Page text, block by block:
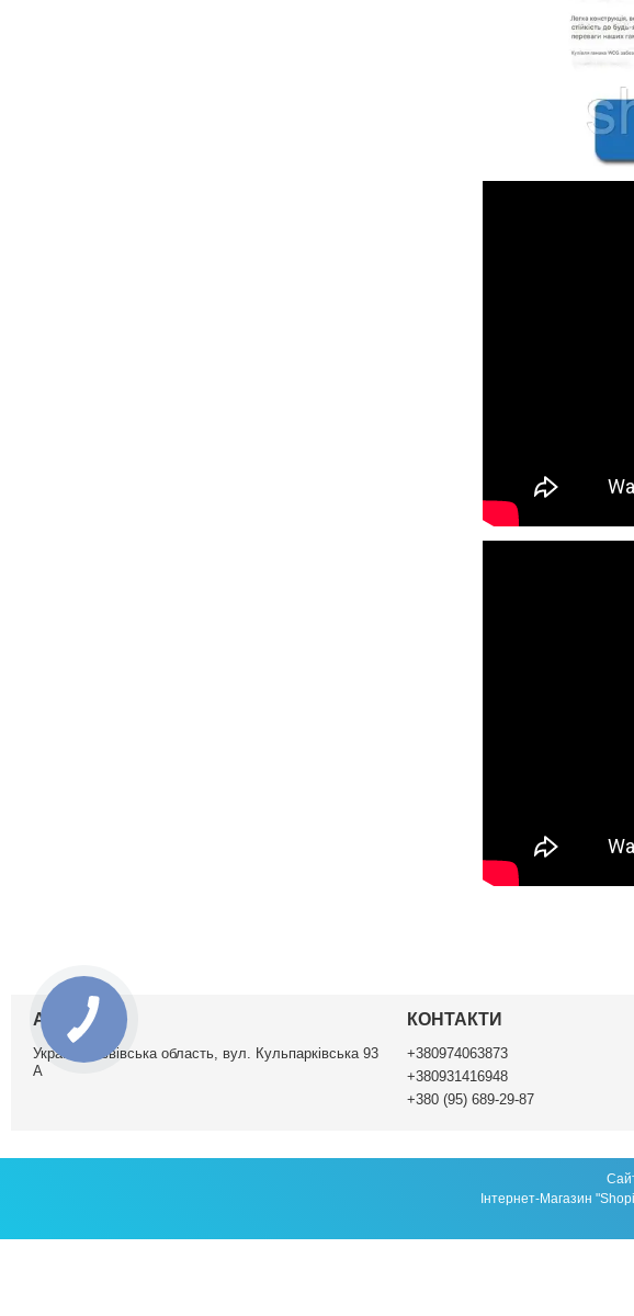
АДРЕСА
Україна, Львівська область, вул. Кульпарківська 93
А
КОНТАКТИ
+380974063873
+380931416948
+380 (95) 689-29-87